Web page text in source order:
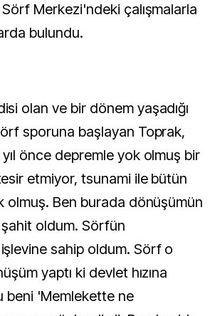
Merkezi'ndeki çalışmalarla
bulundu.
olan ve bir dönem yaşadığı
sporuna başlayan Toprak,
önce depremle yok olmuş bir
etmiyor, tsunami ile bütün
olmuş. Ben burada dönüşümün
şahit oldum. Sörfün
sahip oldum. Sörf o
yaptı ki devlet hızına
beni 'Memlekette ne